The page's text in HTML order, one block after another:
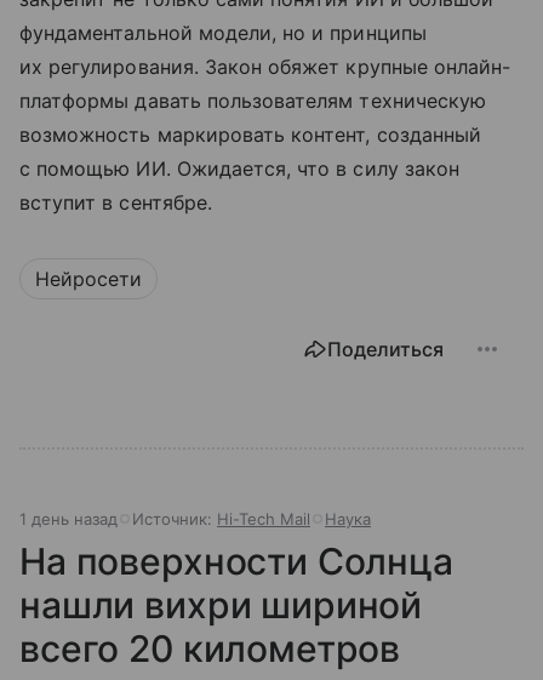
фундаментальной модели, но и принципы
их регулирования. Закон обяжет крупные онлайн-
платформы давать пользователям техническую
возможность маркировать контент, созданный
с помощью ИИ. Ожидается, что в силу закон
вступит в сентябре.
Нейросети
Поделиться
1 день назад Источник: Hi-Tech Mail Наука
На поверхности Солнца
нашли вихри шириной
всего 20 километров